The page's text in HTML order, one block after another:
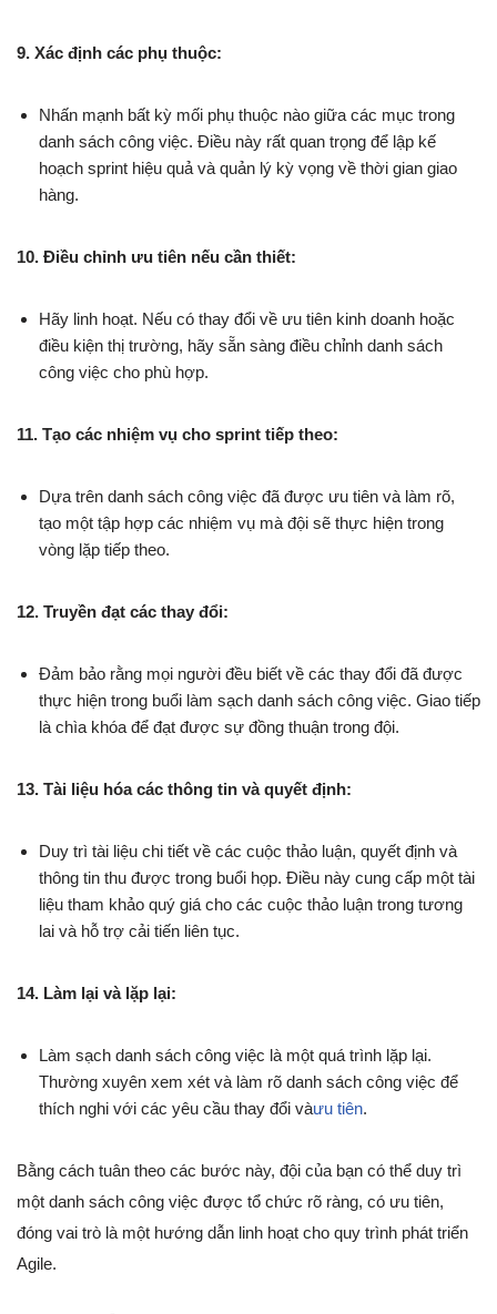
9. Xác định các phụ thuộc:
Nhấn mạnh bất kỳ mối phụ thuộc nào giữa các mục trong
danh sách công việc. Điều này rất quan trọng để lập kế
hoạch sprint hiệu quả và quản lý kỳ vọng về thời gian giao
hàng.
10. Điều chỉnh ưu tiên nếu cần thiết:
Hãy linh hoạt. Nếu có thay đổi về ưu tiên kinh doanh hoặc
điều kiện thị trường, hãy sẵn sàng điều chỉnh danh sách
công việc cho phù hợp.
11. Tạo các nhiệm vụ cho sprint tiếp theo:
Dựa trên danh sách công việc đã được ưu tiên và làm rõ,
tạo một tập hợp các nhiệm vụ mà đội sẽ thực hiện trong
vòng lặp tiếp theo.
12. Truyền đạt các thay đổi:
Đảm bảo rằng mọi người đều biết về các thay đổi đã được
thực hiện trong buổi làm sạch danh sách công việc. Giao tiếp
là chìa khóa để đạt được sự đồng thuận trong đội.
13. Tài liệu hóa các thông tin và quyết định:
Duy trì tài liệu chi tiết về các cuộc thảo luận, quyết định và
thông tin thu được trong buổi họp. Điều này cung cấp một tài
liệu tham khảo quý giá cho các cuộc thảo luận trong tương
lai và hỗ trợ cải tiến liên tục.
14. Làm lại và lặp lại:
Làm sạch danh sách công việc là một quá trình lặp lại.
Thường xuyên xem xét và làm rõ danh sách công việc để
thích nghi với các yêu cầu thay đổi vàưu tiên.
Bằng cách tuân theo các bước này, đội của bạn có thể duy trì
một danh sách công việc được tổ chức rõ ràng, có ưu tiên,
đóng vai trò là một hướng dẫn linh hoạt cho quy trình phát triển
Agile.